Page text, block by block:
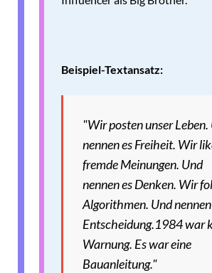
Beispiel-Textansatz:
"Wir posten unser Leben.
nennen es Freiheit. Wir
fremde Meinungen. Und
nennen es Denken. Wir
Algorithmen. Und
Entscheidung.1984 war
Warnung. Es war eine
Bauanleitung."